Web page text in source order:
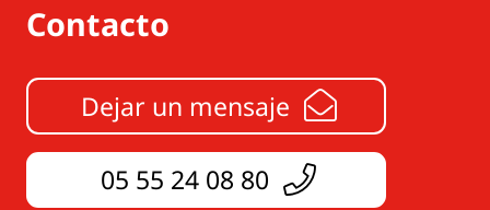
Contacto
Dejar un mensaje
05 55 24 08 80